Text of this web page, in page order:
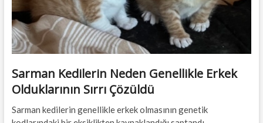
Sarman Kedilerin Neden Genellikle Erkek
Olduklarının Sırrı Çözüldü
Sarman kedilerin genellikle erkek olmasının genetik